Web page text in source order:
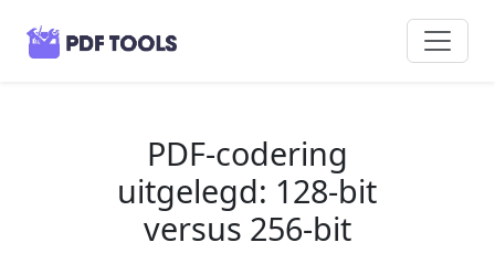
PDF-codering
uitgelegd: 128-bit
versus 256-bit